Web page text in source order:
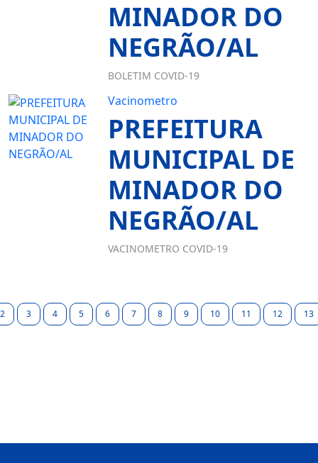
MINADOR DO
NEGRÃO/AL
BOLETIM COVID-19
Vacinometro
PREFEITURA
MUNICIPAL DE
MINADOR DO
NEGRÃO/AL
VACINOMETRO COVID-19
2 3 4 5 6 7 8 9 10 11 12 13